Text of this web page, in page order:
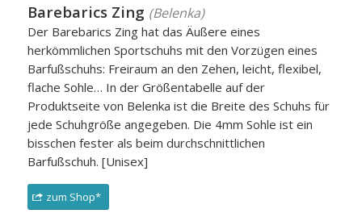
Barebarics Zing (Belenka)
Der Barebarics Zing hat das Äußere eines
herkömmlichen Sportschuhs mit den Vorzügen eines
Barfußschuhs: Freiraum an den Zehen, leicht, flexibel,
flache Sohle… In der Größentabelle auf der
Produktseite von Belenka ist die Breite des Schuhs für
jede Schuhgröße angegeben. Die 4mm Sohle ist ein
bisschen fester als beim durchschnittlichen
Barfußschuh. [Unisex]
zum Shop*